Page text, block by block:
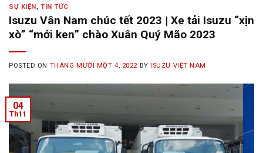
SỰ KIỆN ,TIN TỨC
Isuzu Vân Nam chúc tết 2023 | Xe tải Isuzu “xịn
xò” “mới ken” chào Xuân Quý Mão 2023
POSTED ON THÁNG MƯỜI MỘT 4, 2022 BYISUZU VIỆT NAM
04
Th11